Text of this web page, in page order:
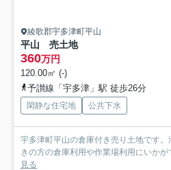
綾歌郡宇多津町平山
平山 売土地
360万円
120.00㎡ (-)
予讃線「宇多津」駅 徒歩26分
閑静な住宅地 公共下水
宇多津町平山の倉庫付き売り土地です
きの方の倉庫利用や作業場利用にいかが
見る